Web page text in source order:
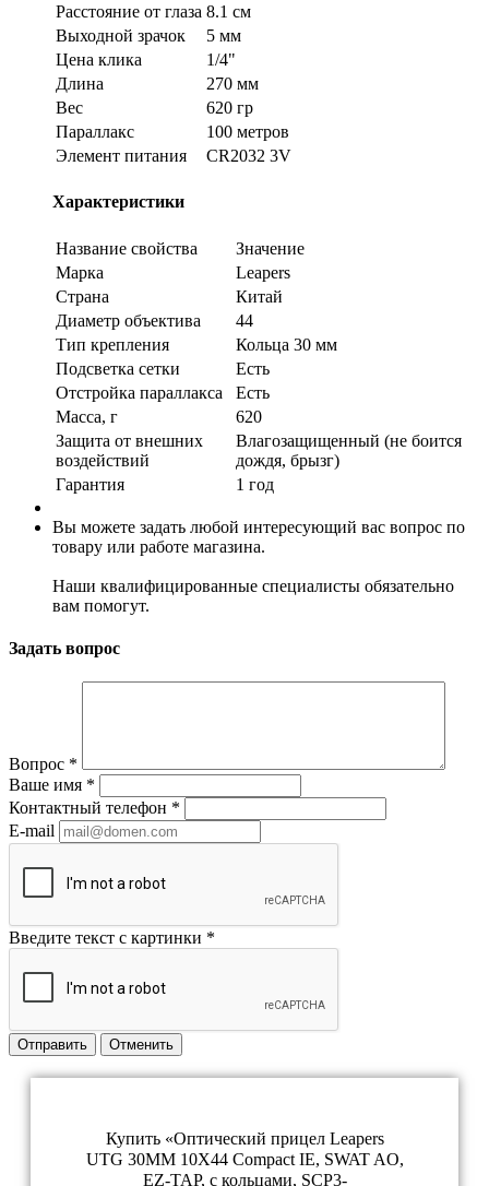
Расстояние от глаза 8.1 см
Выходной зрачок
5 мм
Цена клика
1/4"
Длина
270 мм
Вес
620 гр
Параллакс
100 метров
Элемент питания
CR2032 3V
Характеристики
Название свойства
Значение
Марка
Leapers
Страна
Китай
Диаметр объектива
44
Тип крепления
Кольца 30 мм
Подсветка сетки
Есть
Отстройка параллакса
Есть
Масса, г
620
Защита от внешних
воздействий
Влагозащищенный (не боится
дождя, брызг)
Гарантия
1 год
Вы можете задать любой интересующий вас вопрос по
товару или работе магазина.
Наши квалифицированные специалисты обязательно
вам помогут.
Задать вопрос
Вопрос *
Ваше имя *
Контактный телефон *
E-mail
Введите текст с картинки *
Отправить Отменить
Купить «Оптический прицел Leapers
UTG 30MM 10X44 Compact IE, SWAT AO,
EZ-TAP, с кольцами, SCP3-